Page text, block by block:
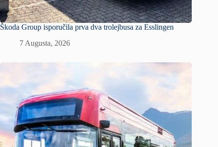
Škoda Group isporučila prva dva trolejbusa za Esslingen
7 Augusta, 2026